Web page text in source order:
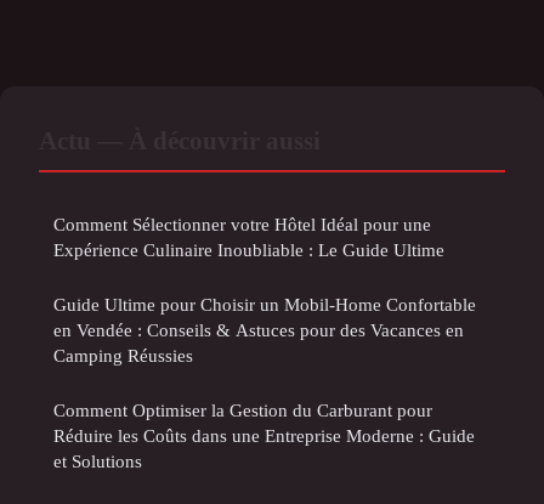
Comment Sélectionner votre Hôtel Idéal pour une
Expérience Culinaire Inoubliable : Le Guide Ultime
Guide Ultime pour Choisir un Mobil-Home Confortable
en Vendée : Conseils & Astuces pour des Vacances en
Camping Réussies
Comment Optimiser la Gestion du Carburant pour
Réduire les Coûts dans une Entreprise Moderne : Guide
et Solutions